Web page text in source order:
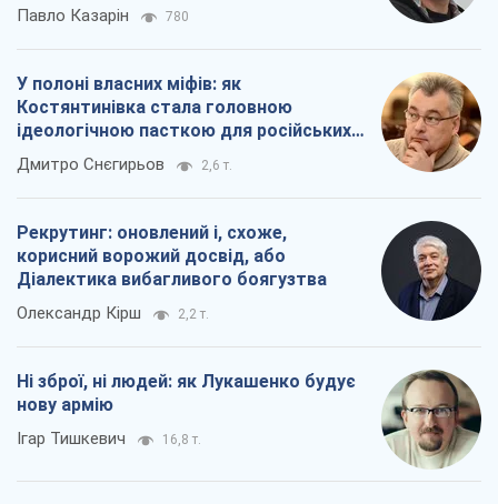
Павло Казарін 780
У полоні власних міфів: як
Костянтинівка стала головною
ідеологічною пасткою для російських
окупантів
Дмитро Снєгирьов 2,6 т.
Рекрутинг: оновлений і, схоже,
корисний ворожий досвід, або
Діалектика вибагливого боягузтва
Олександр Кірш 2,2 т.
Ні зброї, ні людей: як Лукашенко будує
нову армію
Ігар Тишкевич 16,8 т.